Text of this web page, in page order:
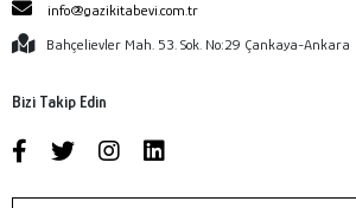
info@gazikitabevi.com.tr
Bahçelievler Mah. 53. Sok. No:29 Çankaya-Ankara
Bizi Takip Edin